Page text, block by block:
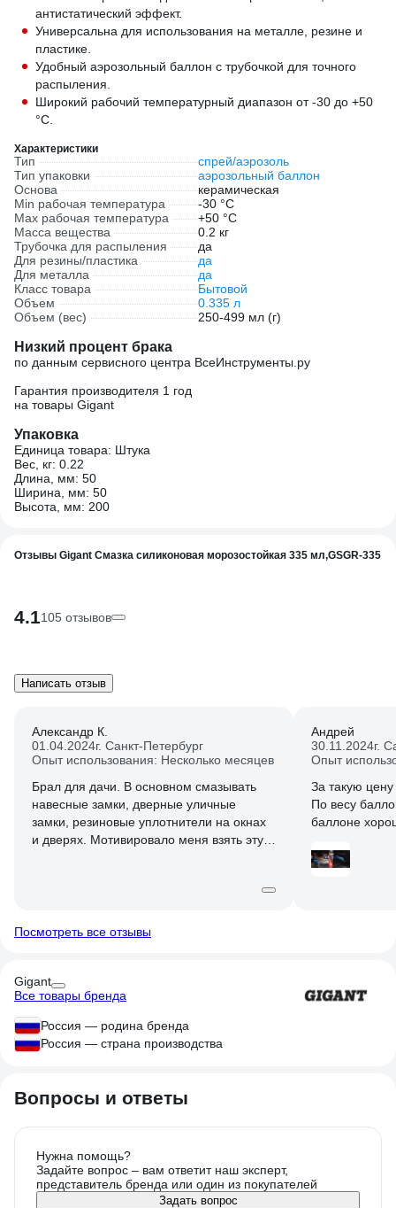
антистатический эффект.
Универсальна для использования на металле, резине и
пластике.
Удобный аэрозольный баллон с трубочкой для точного
распыления.
Широкий рабочий температурный диапазон от -30 до +50
°С.
Характеристики
Тип
спрей/аэрозоль
Тип упаковки
аэрозольный баллон
Основа
керамическая
Min рабочая температура
-30 °С
Max рабочая температура
+50 °С
Масса вещества
0.2 кг
Трубочка для распыления
да
Для резины/пластика
да
Для металла
да
Класс товара
Бытовой
Объем
0.335 л
Объем (вес)
250-499 мл (г)
Низкий процент брака
по данным сервисного центра ВсеИнструменты.ру
Гарантия производителя 1 год
на товары Gigant
Упаковка
Единица товара: Штука
Вес, кг: 0.22
Длина, мм: 50
Ширина, мм: 50
Высота, мм: 200
Отзывы Gigant Смазка силиконовая морозостойкая 335 мл,GSGR-335
4.1105 отзывов
Написать отзыв
Александр К.
01.04.2024г. Санкт-Петербург
Опыт использования: Несколько месяцев
Брал для дачи. В основном смазывать
навесные замки, дверные уличные
замки, резиновые уплотнители на окнах
и дверях. Мотивировало меня взять эту
проникла в механизм и ей не мешало
после нагревания до комнатной
температуры. Много не пшикать, так как
довольно «жидкая». Может как раз эта
более жидкая консистенция потому и не
замерзает. Смазка на морозе
норм.
Андрей
30.11.2024г.
Опыт
За такую цену
По весу
баллоне
Посмотреть все отзывы
Gigant
Все товары бренда
Россия — родина бренда
Россия — страна производства
Вопросы и ответы
Нужна помощь?
Задайте вопрос – вам ответит наш эксперт,
представитель бренда или один из покупателей
Задать вопрос